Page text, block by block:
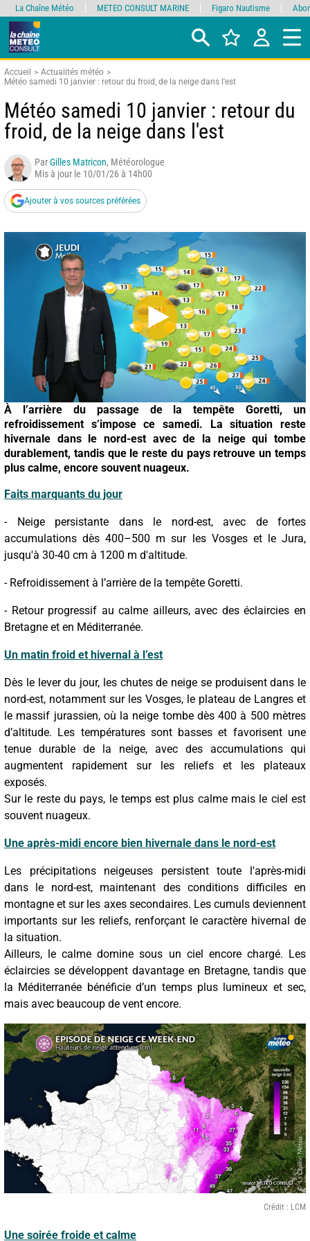
Accueil
Actualités météo
Météo samedi 10 janvier : retour du froid, de la neige dans l'est
Météo samedi 10 janvier : retour du
froid, de la neige dans l'est
ParGilles Matricon, Météorologue
Mis à jour le 10/01/26 à 14h00
Ajouter à vos sources préférées
À l’arrière du passage de la tempête Goretti, un
refroidissement s’impose ce samedi. La situation reste
hivernale dans le nord-est avec de la neige qui tombe
durablement, tandis que le reste du pays retrouve un temps
plus calme, encore souvent nuageux.
Faits marquants du jour
- Neige persistante dans le nord-est, avec de fortes
accumulations dès 400–500 m sur les Vosges et le Jura,
jusqu'à 30-40 cm à 1200 m d'altitude.
- Refroidissement à l’arrière de la tempête Goretti.
- Retour progressif au calme ailleurs, avec des éclaircies en
Bretagne et en Méditerranée.
Un matin froid et hivernal à l’est
Dès le lever du jour, les chutes de neige se produisent dans le
nord-est, notamment sur les Vosges, le plateau de Langres et
le massif jurassien, où la neige tombe dès 400 à 500 mètres
d’altitude. Les températures sont basses et favorisent une
tenue durable de la neige, avec des accumulations qui
augmentent rapidement sur les reliefs et les plateaux
exposés.
Sur le reste du pays, le temps est plus calme mais le ciel est
souvent nuageux.
Une après-midi encore bien hivernale dans le nord-est
Les précipitations neigeuses persistent toute l'après-midi
dans le nord-est, maintenant des conditions difficiles en
montagne et sur les axes secondaires. Les cumuls deviennent
importants sur les reliefs, renforçant le caractère hivernal de
la situation.
Ailleurs, le calme domine sous un ciel encore chargé. Les
éclaircies se développent davantage en Bretagne, tandis que
la Méditerranée bénéficie d’un temps plus lumineux et sec,
mais avec beaucoup de vent encore.
Crédit : LCM
Une soirée froide et calme
La Chaîne Météo METEO CONSULT MARINE Figaro Nautisme